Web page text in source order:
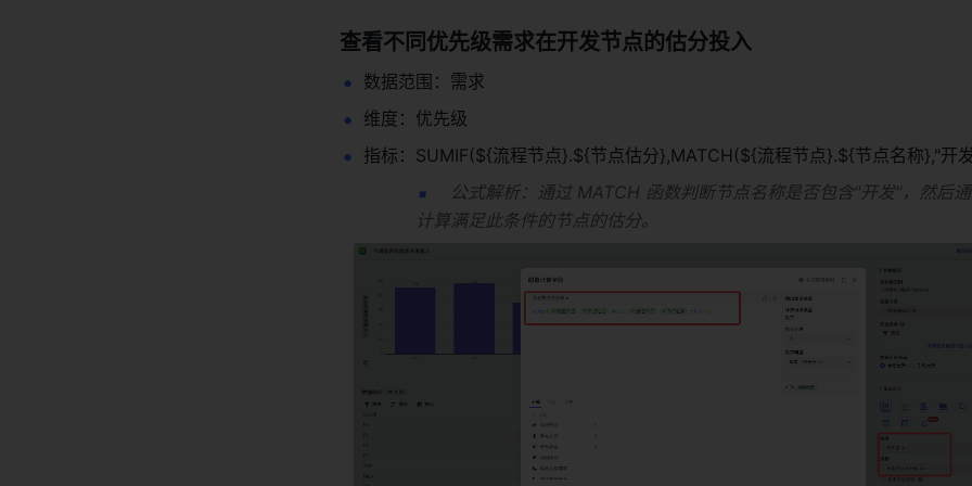
查看不同优先级需求在开发节点的估分投入
数据范围：需求
维度：优先级
指标：SUMIF(${流程节点}.${节点估分},MATCH(${流程节点}.${节点名称},"开
公式解析：通过 MATCH 函数判断节点名称是否包含"开发"，然后
计算满足此条件的节点的估分。